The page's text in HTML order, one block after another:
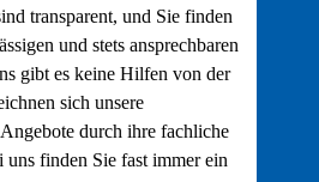
transparent, und Sie finden
und stets ansprechbaren
gibt es keine Hilfen von der
sich unsere
durch ihre fachliche
uns finden Sie fast immer ein